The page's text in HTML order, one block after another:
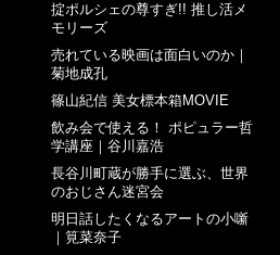
掟ポルシェの尊すぎ!! 推し活メ
モリーズ
売れている映画は面白いのか｜
菊地成孔
篠山紀信 美女標本箱MOVIE
飲み会で使える！ ポピュラー哲
学講座｜谷川嘉浩
長谷川町蔵が勝手に選ぶ、世界
のおじさん迷宮会
明日話したくなるアートの小噺
｜筧菜奈子